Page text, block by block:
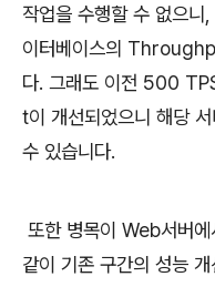
작업을 수행할 수 없으
이터베이스의
다. 그래도 이전 500
t이 개선되었으니 해당
수 있습니다.
또한 병목이 Web서버
같이 기존 구간의 성능